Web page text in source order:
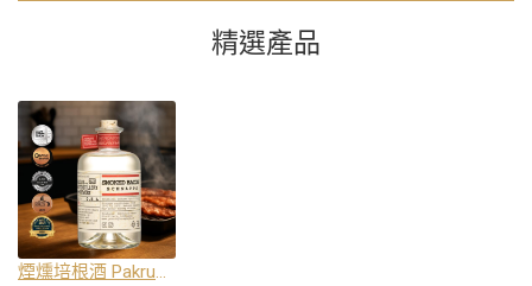
精選產品
煙燻培根酒 Pakruojis Distillery